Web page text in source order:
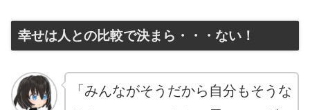
幸せは人との比較で決まら・・・ない！
「みんながそうだから自分もそうな